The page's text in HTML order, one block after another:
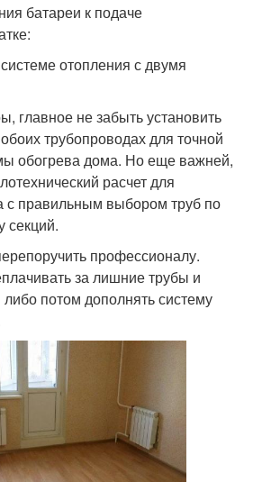
батареи к подаче
отопления с двумя
главное не забыть установить
трубопроводах для точной
обогрева дома. Но еще важней,
расчет для
с правильным выбором труб по
секций.
профессионалу.
за лишние трубы и
потом дополнять систему